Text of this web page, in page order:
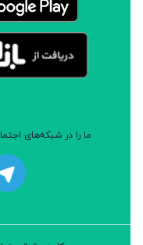
ما را در شبکه‌های